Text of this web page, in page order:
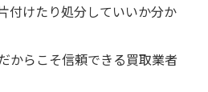
付けたり処分していいか分か
からこそ信頼できる買取業者